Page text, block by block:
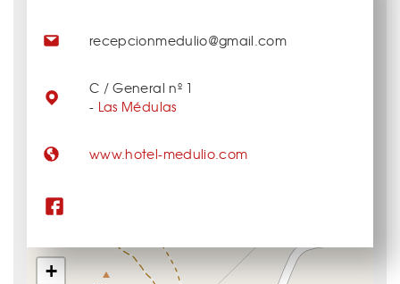
+
recepcionmedulio@gmail.com
C / General nº 1
- Las Médulas
www.hotel-medulio.com